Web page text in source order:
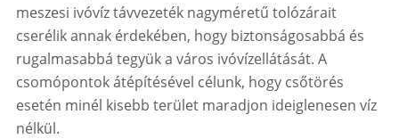
meszesi ivóvíz távvezeték nagyméretű tolózárait
cserélik annak érdekében, hogy biztonságosabbá és
rugalmasabbá tegyük a város ivóvízellátását. A
csomópontok átépítésével célunk, hogy csőtörés
esetén minél kisebb terület maradjon ideiglenesen víz
nélkül.